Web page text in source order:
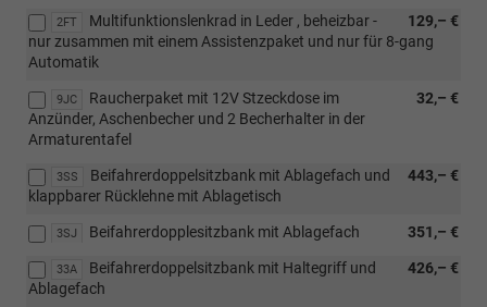
2FT 129,– €
Multifunktionslenkrad in Leder , beheizbar -
nur zusammen mit einem Assistenzpaket und nur für 8-gang
Automatik
9JC 32,– €
Raucherpaket mit 12V Stzeckdose im
Anzünder, Aschenbecher und 2 Becherhalter in der
Armaturentafel
3SS 443,– €
Beifahrerdoppelsitzbank mit Ablagefach und
klappbarer Rücklehne mit Ablagetisch
3SJ 351,– €
Beifahrerdopplesitzbank mit Ablagefach
33A 426,– €
Beifahrerdoppelsitzbank mit Haltegriff und
Ablagefach